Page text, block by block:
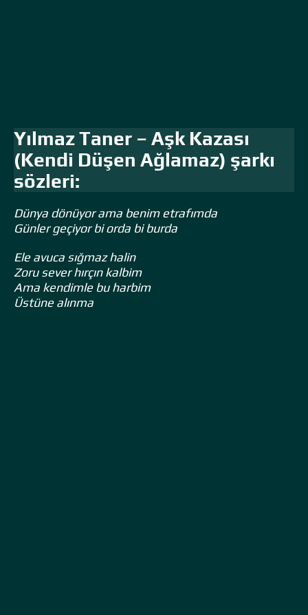
Yılmaz Taner – Aşk Kazası
(Kendi Düşen Ağlamaz) şarkı
sözleri:
Dünya dönüyor ama benim etrafımda
Günler geçiyor bi orda bi burda
Ele avuca sığmaz halin
Zoru sever hırçın kalbim
Ama kendimle bu harbim
Üstüne alınma